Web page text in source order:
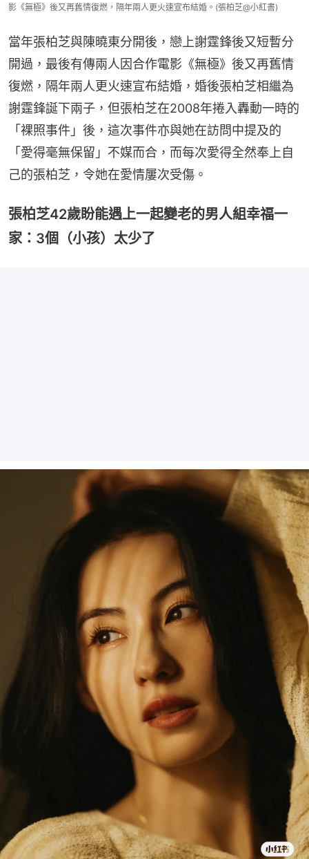
影《無極》後又再舊情復燃，隔年兩人更火速宣布結婚。(張柏芝@小紅書)
當年張柏芝與陳曉東分開後，戀上謝霆鋒後又短暫分
開過，最後有傳兩人因合作電影《無極》後又再舊情
復燃，隔年兩人更火速宣布結婚，婚後張柏芝相繼為
謝霆鋒誕下兩子，但張柏芝在2008年捲入轟動一時的
「裸照事件」後，這次事件亦與她在訪問中提及的
「愛得毫無保留」不媒而合，而每次愛得全然奉上自
己的張柏芝，令她在愛情屢次受傷。
張柏芝42歲盼能遇上一起變老的男人組幸福一
家：3個（小孩）太少了